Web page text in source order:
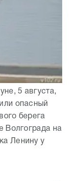
5 августа,
опасный
берега
Волгограда на
Ленину у